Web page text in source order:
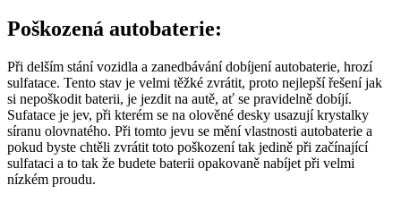
Poškozená autobaterie:
Při delším stání vozidla a zanedbávání dobíjení autobaterie, hrozí
sulfatace. Tento stav je velmi těžké zvrátit, proto nejlepší řešení jak
si nepoškodit baterii, je jezdit na autě, ať se pravidelně dobíjí.
Sufatace je jev, při kterém se na olověné desky usazují krystalky
síranu olovnatého. Při tomto jevu se mění vlastnosti autobaterie a
pokud byste chtěli zvrátit toto poškození tak jedině při začínající
sulfataci a to tak že budete baterii opakovaně nabíjet při velmi
nízkém proudu.